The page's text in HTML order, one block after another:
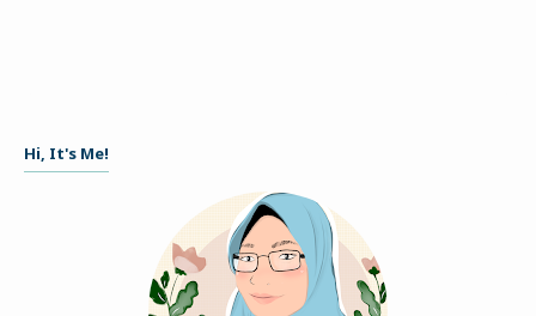
Hi, It's Me!